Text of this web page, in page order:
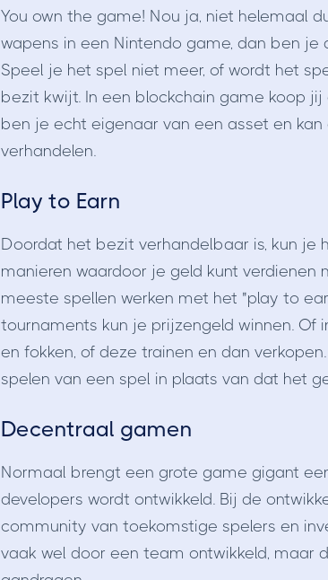
You own the game! Nou ja, niet helemaal
wapens in een Nintendo game, dan ben
Speel je het spel niet meer, of wordt het
bezit kwijt. In een blockchain game koop
ben je echt eigenaar van een asset en
verhandelen.
Play to Earn
Doordat het bezit verhandelbaar is, kun je
manieren waardoor je geld kunt verdienen
meeste spellen werken met het "play to
tournaments kun je prijzengeld winnen. Of
en fokken, of deze trainen en dan
spelen van een spel in plaats van dat het
Decentraal gamen
Normaal brengt een grote game gigant
developers wordt ontwikkeld. Bij de
community van toekomstige spelers en
vaak wel door een team ontwikkeld, maar